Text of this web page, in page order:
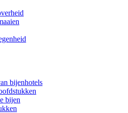
bijenhotels
bijen